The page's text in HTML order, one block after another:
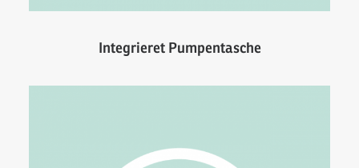
Integrieret Pumpentasche